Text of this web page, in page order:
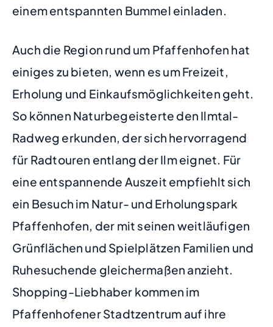
einem entspannten Bummel einladen.
Auch die Region rund um Pfaffenhofen hat
einiges zu bieten, wenn es um Freizeit,
Erholung und Einkaufsmöglichkeiten geht.
So können Naturbegeisterte den Ilmtal-
Radweg erkunden, der sich hervorragend
für Radtouren entlang der Ilm eignet. Für
eine entspannende Auszeit empfiehlt sich
ein Besuch im Natur- und Erholungspark
Pfaffenhofen, der mit seinen weitläufigen
Grünflächen und Spielplätzen Familien und
Ruhesuchende gleichermaßen anzieht.
Shopping-Liebhaber kommen im
Pfaffenhofener Stadtzentrum auf ihre